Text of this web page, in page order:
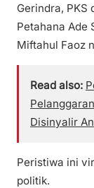
Gerindra, PKS
Petahana Ade
Miftahul Faoz
Read also:
Disinyalir
Peristiwa ini
politik.